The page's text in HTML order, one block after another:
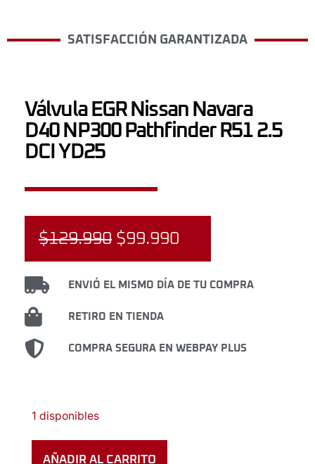
SATISFACCIÓN GARANTIZADA
Válvula EGR Nissan Navara
D40 NP300 Pathfinder R51 2.5
DCI YD25
$129.990 $99.990
ENVIÓ EL MISMO DÍA DE TU COMPRA
RETIRO EN TIENDA
COMPRA SEGURA EN WEBPAY PLUS
1 disponibles
AÑADIR AL CARRITO